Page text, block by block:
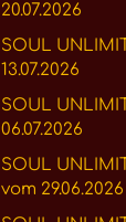
20.07.2026
SOUL
13.07.2026
SOUL
06.07.2026
SOUL
vom 29.06.2026